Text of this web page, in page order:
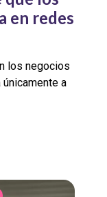
en redes
los negocios
a